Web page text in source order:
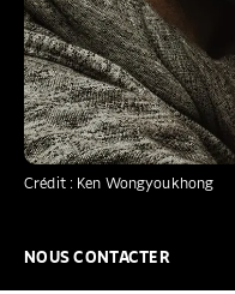
Crédit : Ken Wongyoukhong
NOUS CONTACTER